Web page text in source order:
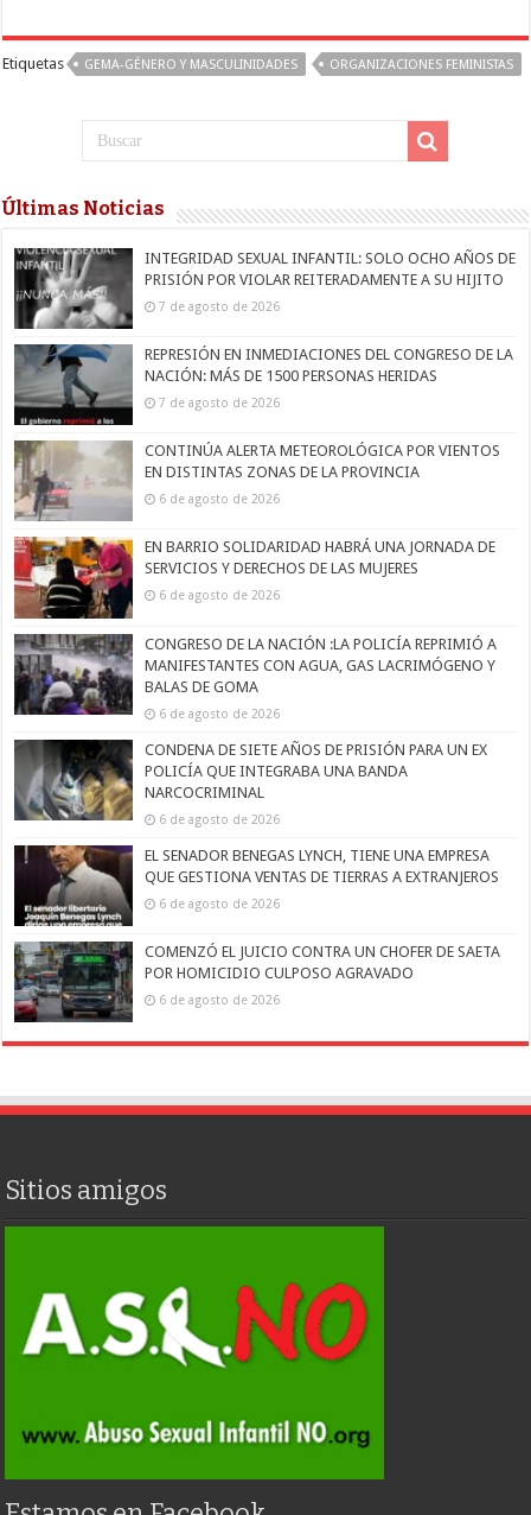
Etiquetas GEMA-GÉNERO Y MASCULINIDADES ORGANIZACIONES FEMINISTAS
Últimas Noticias
INTEGRIDAD SEXUAL INFANTIL: SOLO OCHO AÑOS DE
PRISIÓN POR VIOLAR REITERADAMENTE A SU HIJITO
7 de agosto de 2026
REPRESIÓN EN INMEDIACIONES DEL CONGRESO DE LA
NACIÓN: MÁS DE 1500 PERSONAS HERIDAS
7 de agosto de 2026
CONTINÚA ALERTA METEOROLÓGICA POR VIENTOS
EN DISTINTAS ZONAS DE LA PROVINCIA
6 de agosto de 2026
EN BARRIO SOLIDARIDAD HABRÁ UNA JORNADA DE
SERVICIOS Y DERECHOS DE LAS MUJERES
6 de agosto de 2026
CONGRESO DE LA NACIÓN :LA POLICÍA REPRIMIÓ A
MANIFESTANTES CON AGUA, GAS LACRIMÓGENO Y
BALAS DE GOMA
6 de agosto de 2026
CONDENA DE SIETE AÑOS DE PRISIÓN PARA UN EX
POLICÍA QUE INTEGRABA UNA BANDA
NARCOCRIMINAL
6 de agosto de 2026
EL SENADOR BENEGAS LYNCH, TIENE UNA EMPRESA
QUE GESTIONA VENTAS DE TIERRAS A EXTRANJEROS
6 de agosto de 2026
COMENZÓ EL JUICIO CONTRA UN CHOFER DE SAETA
POR HOMICIDIO CULPOSO AGRAVADO
6 de agosto de 2026
Sitios amigos